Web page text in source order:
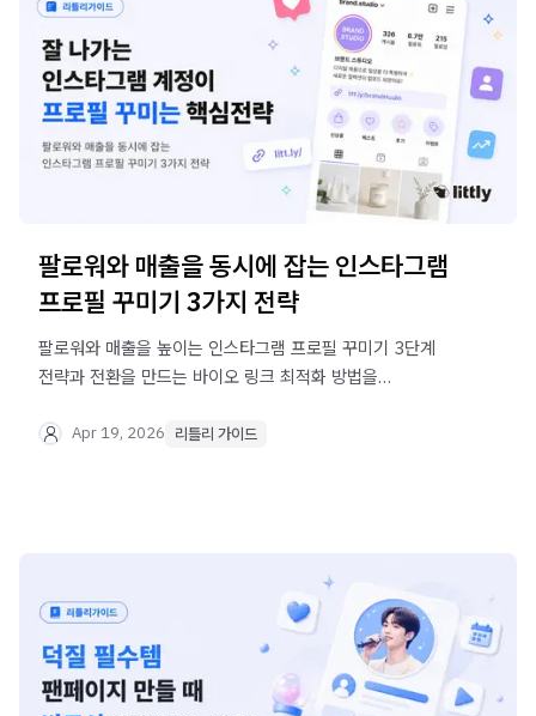
팔로워와 매출을 동시에 잡는 인스타그램
프로필 꾸미기 3가지 전략
팔로워와 매출을 높이는 인스타그램 프로필 꾸미기 3단계
전략과 전환을 만드는 바이오 링크 최적화 방법을
Apr 19, 2026 리틀리 가이드